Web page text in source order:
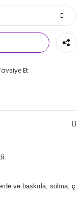
Et
ve baskıda, solma, ç